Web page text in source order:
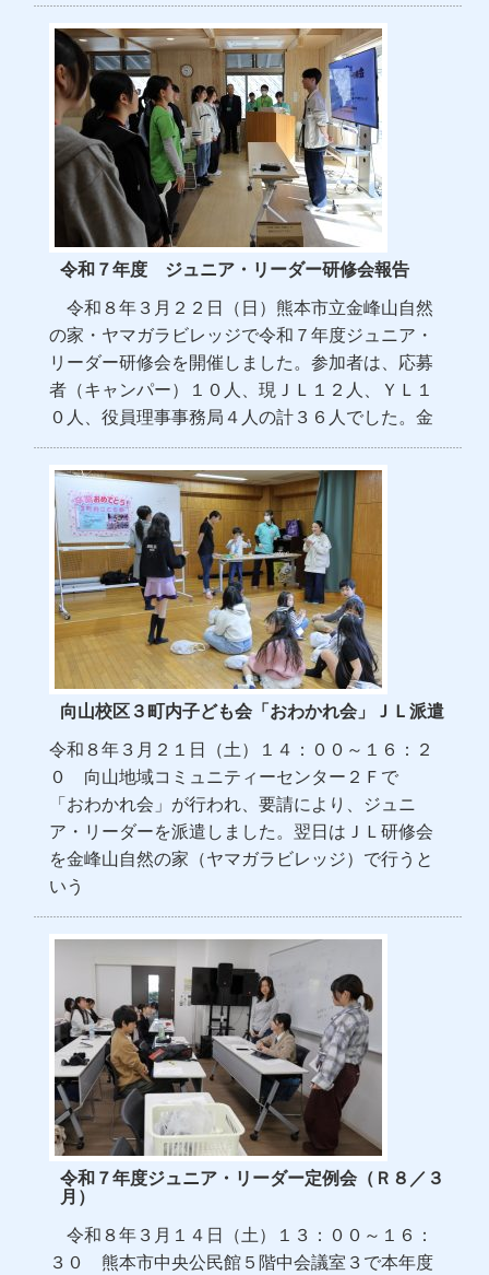
令和７年度 ジュニア・リーダー研修会報告
令和８年３月２２日（日）熊本市立金峰山自然
の家・ヤマガラビレッジで令和７年度ジュニア・
リーダー研修会を開催しました。参加者は、応募
者（キャンパー）１０人、現ＪＬ１２人、ＹＬ１
０人、役員理事事務局４人の計３６人でした。金
向山校区３町内子ども会「おわかれ会」ＪＬ派遣
令和８年３月２１日（土）１４：００～１６：２
０ 向山地域コミュニティーセンター２Ｆで
「おわかれ会」が行われ、要請により、ジュニ
ア・リーダーを派遣しました。翌日はＪＬ研修会
を金峰山自然の家（ヤマガラビレッジ）で行うと
いう
令和７年度ジュニア・リーダー定例会（Ｒ８／３
月）
令和８年３月１４日（土）１３：００～１６：
３０ 熊本市中央公民館５階中会議室３で本年度